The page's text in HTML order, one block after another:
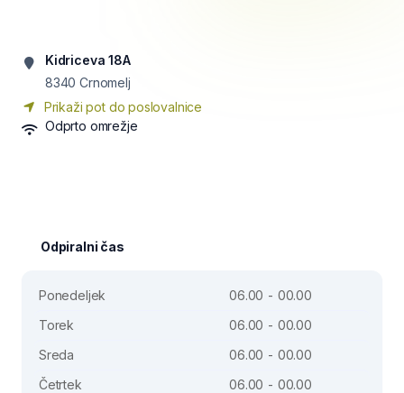
Kidriceva 18A
8340 Crnomelj
Prikaži pot do poslovalnice
Odprto omrežje
Odpiralni čas
Ponedeljek
06.00 - 00.00
Torek
06.00 - 00.00
Sreda
06.00 - 00.00
Četrtek
06.00 - 00.00